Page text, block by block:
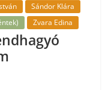
Sándor Klára
Zvara Edina